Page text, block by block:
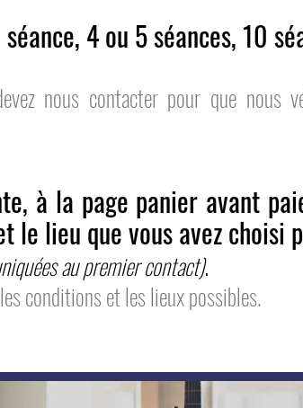
séance, 4 ou 5 séances, 10
nous contacter pour que nous
à la page panier avant
le lieu que vous avez choisi
au premier contact).
conditions et les lieux possibles.